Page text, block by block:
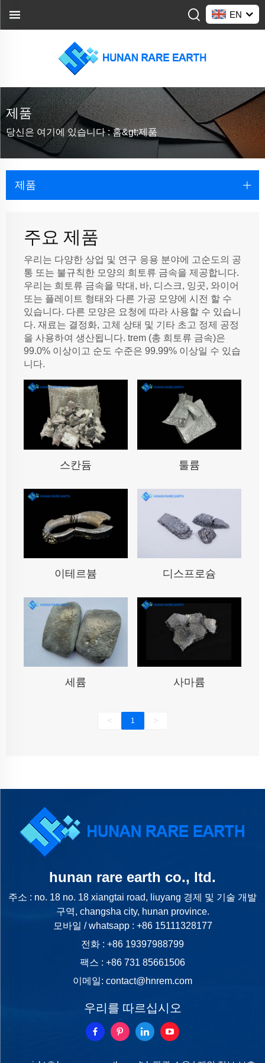
EN
제품
당신은 여기에 있습니다 : 홈&gt;제품
제품
주요 제품
우리는 다양한 상업 및 연구 응용 분야에 고순도의 공
통 또는 불규칙한 모양의 희토류 금속을 제공합니다.
우리는 희토류 금속을 막대, 바, 디스크, 잉곳, 와이어
또는 플레이트 형태와 다른 가공 모양에 시전 할 수
있습니다. 다른 모양은 요청에 따라 사용할 수 있습니
다. 재료는 결정화, 고체 상태 및 기타 초고 정제 공정
을 사용하여 생산됩니다. trem (총 희토류 금속)은
99.0% 이상이고 순도 수준은 99.99% 이상일 수 있습
니다.
스칸듐 툴륨
이테르븀 디스프로슘
세륨 사마륨
< 1 >
hunan rare earth co., ltd.
주소 : no. 18 no. 18 xiangtai road, liuyang 경제 및 기술 개발
구역, changsha city, hunan province.
모바일 / whatsapp : +86 15111328177
전화 : +86 19397988799
팩스 : +86 731 85661506
이메일: contact@hnrem.com
우리를 따르십시오